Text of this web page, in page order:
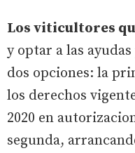
Los viticultores
y optar a las
dos opciones: la
los derechos
2020 en
segunda,